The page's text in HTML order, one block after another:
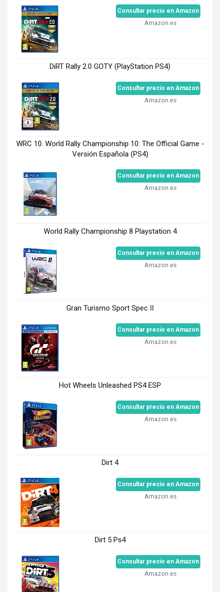
Consultar precio en Amazon
Amazon.es
DiRT Rally 2.0 GOTY (PlayStation PS4)
Consultar precio en Amazon
Amazon.es
WRC 10. World Rally Championship 10: The Official Game -
Versión Española (PS4)
Consultar precio en Amazon
Amazon.es
World Rally Championship 8 Playstation 4
Consultar precio en Amazon
Amazon.es
Gran Turismo Sport Spec II
Consultar precio en Amazon
Amazon.es
Hot Wheels Unleashed PS4 ESP
Consultar precio en Amazon
Amazon.es
Dirt 4
Consultar precio en Amazon
Amazon.es
Dirt 5 Ps4
Consultar precio en Amazon
Amazon.es